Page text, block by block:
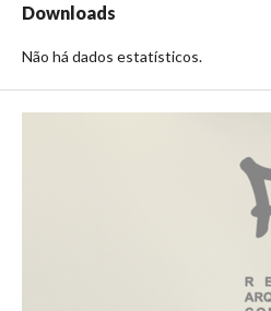
Downloads
Não há dados estatísticos.